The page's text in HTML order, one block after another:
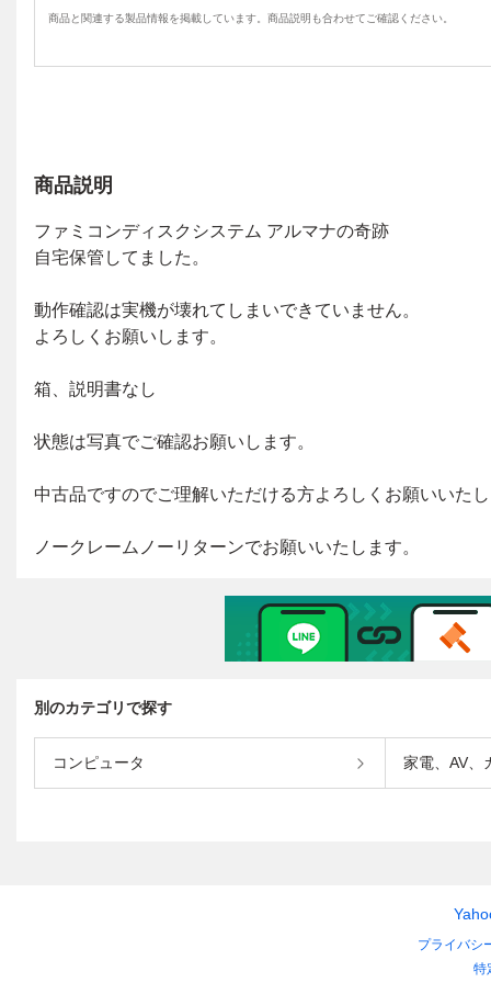
商品と関連する製品情報を掲載しています。商品説明も合わせてご確認ください。
商品説明
別のカテゴリで探す
コンピュータ 家電、AV、
プライバシ
特